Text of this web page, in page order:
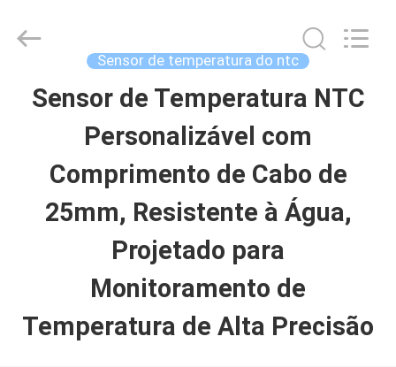
CASA
PRODUTOS
SOBRE
EXCURSÃO
Shinein
Sensor de temperatura do ntc
Sensor de Temperatura NTC
Personalizável com
Comprimento de Cabo de
25mm, Resistente à Água,
Projetado para
Monitoramento de
Temperatura de Alta Precisão